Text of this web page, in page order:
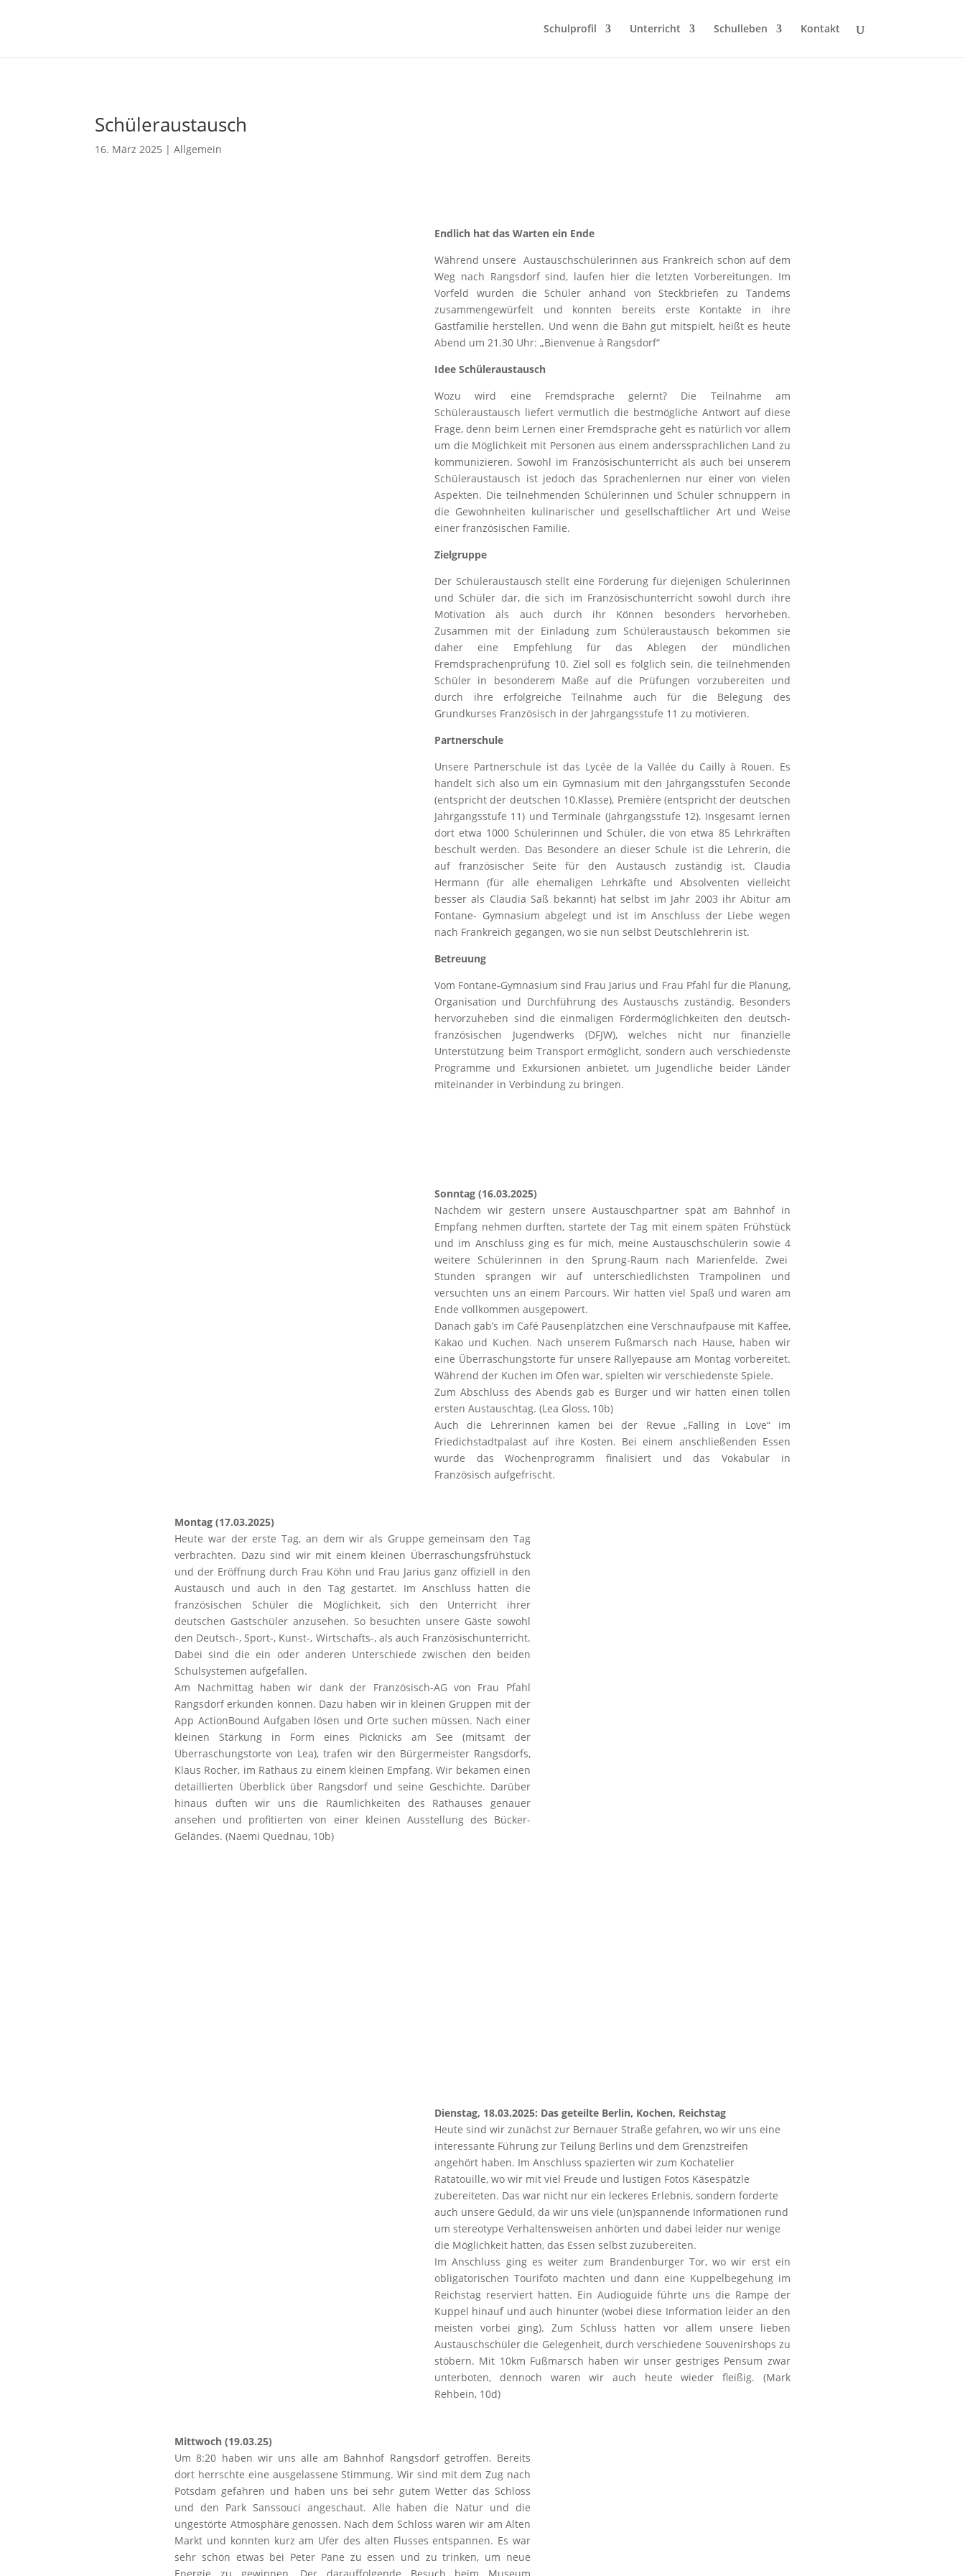
Schulprofil Unterricht Schulleben Kontakt
Schüleraustausch
16. März 2025 | Allgemein
Endlich hat das Warten ein Ende
Während unsere Austauschschülerinnen aus Frankreich schon auf dem
Weg nach Rangsdorf sind, laufen hier die letzten Vorbereitungen. Im
Vorfeld wurden die Schüler anhand von Steckbriefen zu Tandems
zusammengewürfelt und konnten bereits erste Kontakte in ihre
Gastfamilie herstellen. Und wenn die Bahn gut mitspielt, heißt es heute
Abend um 21.30 Uhr: „Bienvenue à Rangsdorf“
Idee Schüleraustausch
Wozu wird eine Fremdsprache gelernt? Die Teilnahme am
Schüleraustausch liefert vermutlich die bestmögliche Antwort auf diese
Frage, denn beim Lernen einer Fremdsprache geht es natürlich vor allem
um die Möglichkeit mit Personen aus einem anderssprachlichen Land zu
kommunizieren. Sowohl im Französischunterricht als auch bei unserem
Schüleraustausch ist jedoch das Sprachenlernen nur einer von vielen
Aspekten. Die teilnehmenden Schülerinnen und Schüler schnuppern in
die Gewohnheiten kulinarischer und gesellschaftlicher Art und Weise
einer französischen Familie.
Zielgruppe
Der Schüleraustausch stellt eine Förderung für diejenigen Schülerinnen
und Schüler dar, die sich im Französischunterricht sowohl durch ihre
Motivation als auch durch ihr Können besonders hervorheben.
Zusammen mit der Einladung zum Schüleraustausch bekommen sie
daher eine Empfehlung für das Ablegen der mündlichen
Fremdsprachenprüfung 10. Ziel soll es folglich sein, die teilnehmenden
Schüler in besonderem Maße auf die Prüfungen vorzubereiten und
durch ihre erfolgreiche Teilnahme auch für die Belegung des
Grundkurses Französisch in der Jahrgangsstufe 11 zu motivieren.
Partnerschule
Unsere Partnerschule ist das Lycée de la Vallée du Cailly à Rouen. Es
handelt sich also um ein Gymnasium mit den Jahrgangsstufen Seconde
(entspricht der deutschen 10.Klasse), Première (entspricht der deutschen
Jahrgangsstufe 11) und Terminale (Jahrgangsstufe 12). Insgesamt lernen
dort etwa 1000 Schülerinnen und Schüler, die von etwa 85 Lehrkräften
beschult werden. Das Besondere an dieser Schule ist die Lehrerin, die
auf französischer Seite für den Austausch zuständig ist. Claudia
Hermann (für alle ehemaligen Lehrkäfte und Absolventen vielleicht
besser als Claudia Saß bekannt) hat selbst im Jahr 2003 ihr Abitur am
Fontane- Gymnasium abgelegt und ist im Anschluss der Liebe wegen
nach Frankreich gegangen, wo sie nun selbst Deutschlehrerin ist.
Betreuung
Vom Fontane-Gymnasium sind Frau Jarius und Frau Pfahl für die Planung,
Organisation und Durchführung des Austauschs zuständig. Besonders
hervorzuheben sind die einmaligen Fördermöglichkeiten den deutsch-
französischen Jugendwerks (DFJW), welches nicht nur finanzielle
Unterstützung beim Transport ermöglicht, sondern auch verschiedenste
Programme und Exkursionen anbietet, um Jugendliche beider Länder
miteinander in Verbindung zu bringen.
Sonntag (16.03.2025)
Nachdem wir gestern unsere Austauschpartner spät am Bahnhof in
Empfang nehmen durften, startete der Tag mit einem späten Frühstück
und im Anschluss ging es für mich, meine Austauschschülerin sowie 4
weitere Schülerinnen in den Sprung-Raum nach Marienfelde. Zwei
Stunden sprangen wir auf unterschiedlichsten Trampolinen und
versuchten uns an einem Parcours. Wir hatten viel Spaß und waren am
Ende vollkommen ausgepowert.
Danach gab’s im Café Pausenplätzchen eine Verschnaufpause mit Kaffee,
Kakao und Kuchen. Nach unserem Fußmarsch nach Hause, haben wir
eine Überraschungstorte für unsere Rallyepause am Montag vorbereitet.
Während der Kuchen im Ofen war, spielten wir verschiedenste Spiele.
Zum Abschluss des Abends gab es Burger und wir hatten einen tollen
ersten Austauschtag. (Lea Gloss, 10b)
Auch die Lehrerinnen kamen bei der Revue „Falling in Love“ im
Friedichstadtpalast auf ihre Kosten. Bei einem anschließenden Essen
wurde das Wochenprogramm finalisiert und das Vokabular in
Französisch aufgefrischt.
Montag (17.03.2025)
Heute war der erste Tag, an dem wir als Gruppe gemeinsam den Tag
verbrachten. Dazu sind wir mit einem kleinen Überraschungsfrühstück
und der Eröffnung durch Frau Köhn und Frau Jarius ganz offiziell in den
Austausch und auch in den Tag gestartet. Im Anschluss hatten die
französischen Schüler die Möglichkeit, sich den Unterricht ihrer
deutschen Gastschüler anzusehen. So besuchten unsere Gäste sowohl
den Deutsch-, Sport-, Kunst-, Wirtschafts-, als auch Französischunterricht.
Dabei sind die ein oder anderen Unterschiede zwischen den beiden
Schulsystemen aufgefallen.
Am Nachmittag haben wir dank der Französisch-AG von Frau Pfahl
Rangsdorf erkunden können. Dazu haben wir in kleinen Gruppen mit der
App ActionBound Aufgaben lösen und Orte suchen müssen. Nach einer
kleinen Stärkung in Form eines Picknicks am See (mitsamt der
Überraschungstorte von Lea), trafen wir den Bürgermeister Rangsdorfs,
Klaus Rocher, im Rathaus zu einem kleinen Empfang. Wir bekamen einen
detaillierten Überblick über Rangsdorf und seine Geschichte. Darüber
hinaus duften wir uns die Räumlichkeiten des Rathauses genauer
ansehen und profitierten von einer kleinen Ausstellung des Bücker-
Geländes. (Naemi Quednau, 10b)
Dienstag, 18.03.2025: Das geteilte Berlin, Kochen, Reichstag
Heute sind wir zunächst zur Bernauer Straße gefahren, wo wir uns eine
interessante Führung zur Teilung Berlins und dem Grenzstreifen
angehört haben. Im Anschluss spazierten wir zum Kochatelier
Ratatouille, wo wir mit viel Freude und lustigen Fotos Käsespätzle
zubereiteten. Das war nicht nur ein leckeres Erlebnis, sondern forderte
auch unsere Geduld, da wir uns viele (un)spannende Informationen rund
um stereotype Verhaltensweisen anhörten und dabei leider nur wenige
die Möglichkeit hatten, das Essen selbst zuzubereiten.
Im Anschluss ging es weiter zum Brandenburger Tor, wo wir erst ein
obligatorischen Tourifoto machten und dann eine Kuppelbegehung im
Reichstag reserviert hatten. Ein Audioguide führte uns die Rampe der
Kuppel hinauf und auch hinunter (wobei diese Information leider an den
meisten vorbei ging). Zum Schluss hatten vor allem unsere lieben
Austauschschüler die Gelegenheit, durch verschiedene Souvenirshops zu
stöbern. Mit 10km Fußmarsch haben wir unser gestriges Pensum zwar
unterboten, dennoch waren wir auch heute wieder fleißig. (Mark
Rehbein, 10d)
Mittwoch (19.03.25)
Um 8:20 haben wir uns alle am Bahnhof Rangsdorf getroffen. Bereits
dort herrschte eine ausgelassene Stimmung. Wir sind mit dem Zug nach
Potsdam gefahren und haben uns bei sehr gutem Wetter das Schloss
und den Park Sanssouci angeschaut. Alle haben die Natur und die
ungestörte Atmosphäre genossen. Nach dem Schloss waren wir am Alten
Markt und konnten kurz am Ufer des alten Flusses entspannen. Es war
sehr schön etwas bei Peter Pane zu essen und zu trinken, um neue